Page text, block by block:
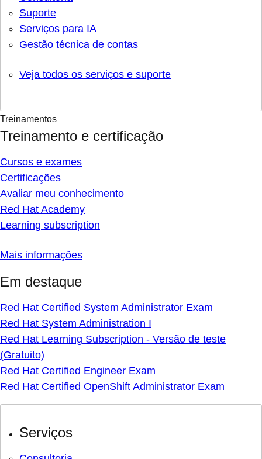
Suporte
Serviços para IA
Gestão técnica de contas
Veja todos os serviços e suporte
Treinamentos
Treinamento e certificação
Cursos e exames
Certificações
Avaliar meu conhecimento
Red Hat Academy
Learning subscription
Mais informações
Em destaque
Red Hat Certified System Administrator Exam
Red Hat System Administration I
Red Hat Learning Subscription - Versão de teste
(Gratuito)
Red Hat Certified Engineer Exam
Red Hat Certified OpenShift Administrator Exam
Serviços